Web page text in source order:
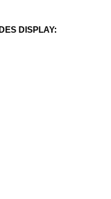
DISPLAY: